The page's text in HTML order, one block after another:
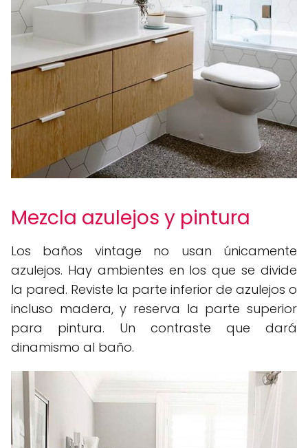
Mezcla azulejos y pintura
Los baños vintage no usan únicamente
azulejos. Hay ambientes en los que se divide
la pared. Reviste la parte inferior de azulejos o
incluso madera, y reserva la parte superior
para pintura. Un contraste que dará
dinamismo al baño.